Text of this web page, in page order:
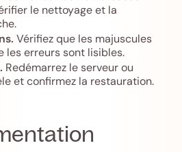
le nettoyage et la
Vérifiez que les majuscules
les erreurs sont lisibles.
Redémarrez le serveur ou
et confirmez la restauration.